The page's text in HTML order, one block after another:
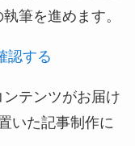
筆を進めます。
認する
テンツがお届け
いた記事制作に